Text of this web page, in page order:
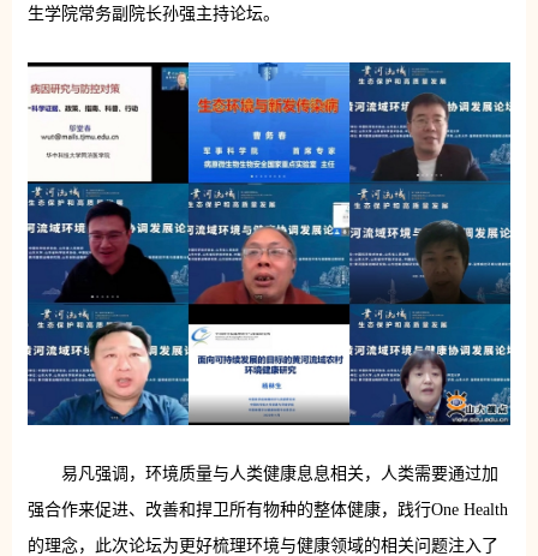
生学院常务副院长孙强主持论坛。
易凡强调，环境质量与人类健康息息相关，人类需要通过加
强合作来促进、改善和捍卫所有物种的整体健康，践行One Health
的理念，此次论坛为更好梳理环境与健康领域的相关问题注入了